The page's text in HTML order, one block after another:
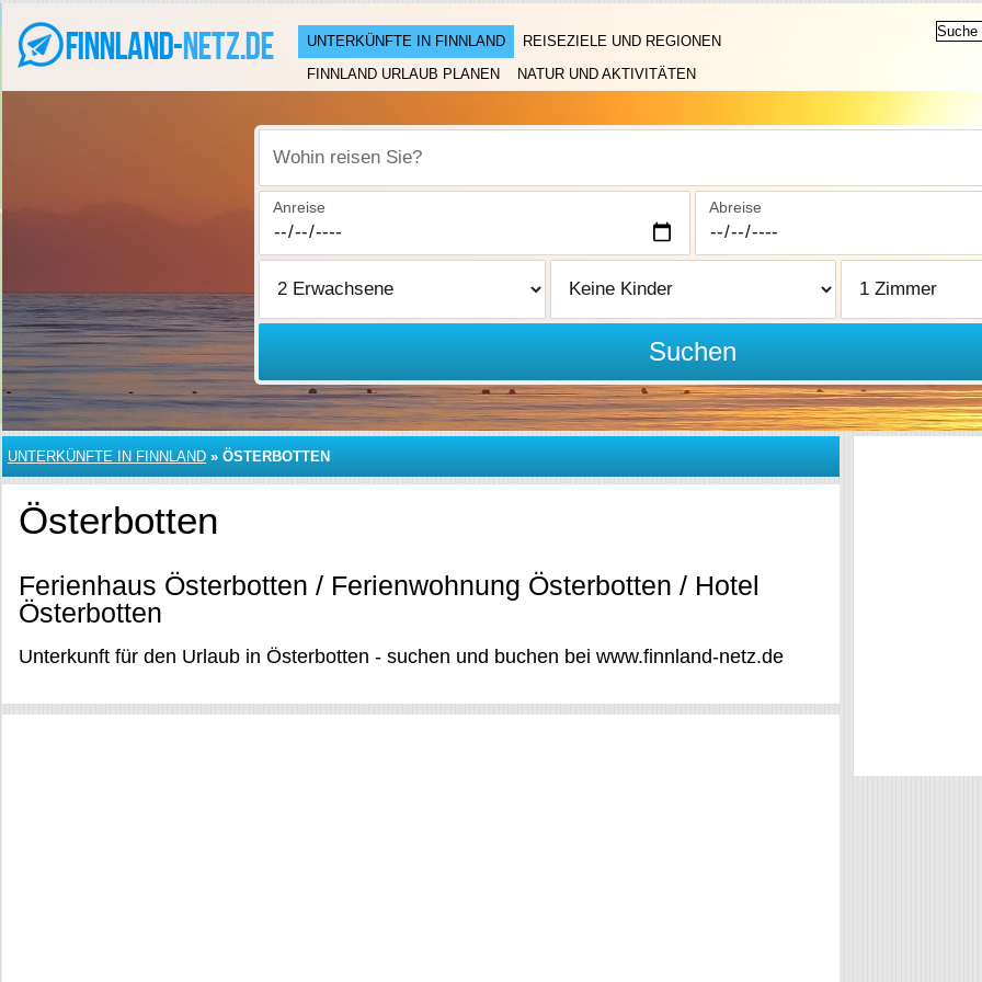
UNTERKÜNFTE IN FINNLAND
REISEZIELE UND REGIONEN
FINNLAND URLAUB PLANEN
NATUR UND AKTIVITÄTEN
Wohin reisen Sie?
Anreise Abreise
Suchen
UNTERKÜNFTE IN FINNLAND » ÖSTERBOTTEN
Österbotten
Ferienhaus Österbotten / Ferienwohnung Österbotten / Hotel
Österbotten
Unterkunft für den Urlaub in Österbotten - suchen und buchen bei www.finnland-netz.de